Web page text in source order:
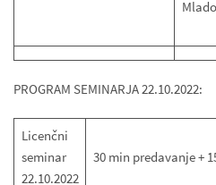
PROGRAM SEMINARJA 22.10.2022:
Licenčni
seminar
22.10.2022
30 min predavanje +